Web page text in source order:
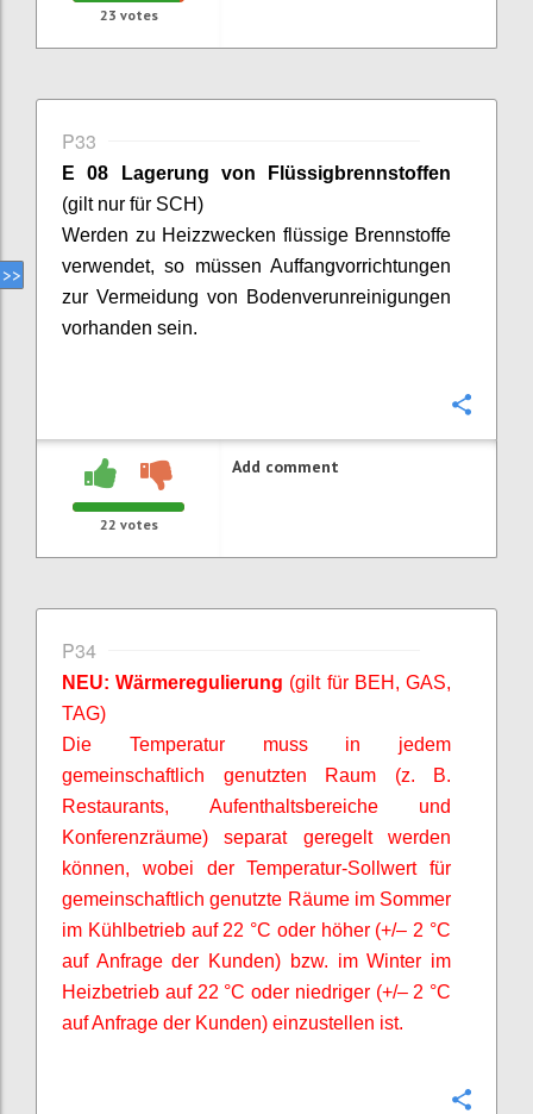
23 votes
P33
E 08 Lagerung von Flüssigbrennstoffen
(gilt nur für SCH)
Werden zu Heizzwecken flüssige Brennstoffe
verwendet, so müssen Auffangvorrichtungen
zur Vermeidung von Bodenverunreinigungen
vorhanden sein.
22 votes
Add comment
P34
NEU: Wärmeregulierung (gilt für BEH, GAS,
TAG)
Die Temperatur muss in jedem
gemeinschaftlich genutzten Raum (z. B.
Restaurants, Aufenthaltsbereiche und
Konferenzräume) separat geregelt werden
können, wobei der Temperatur-Sollwert für
gemeinschaftlich genutzte Räume im Sommer
im Kühlbetrieb auf 22 °C oder höher (+/– 2 °C
auf Anfrage der Kunden) bzw. im Winter im
Heizbetrieb auf 22 °C oder niedriger (+/– 2 °C
auf Anfrage der Kunden) einzustellen ist.